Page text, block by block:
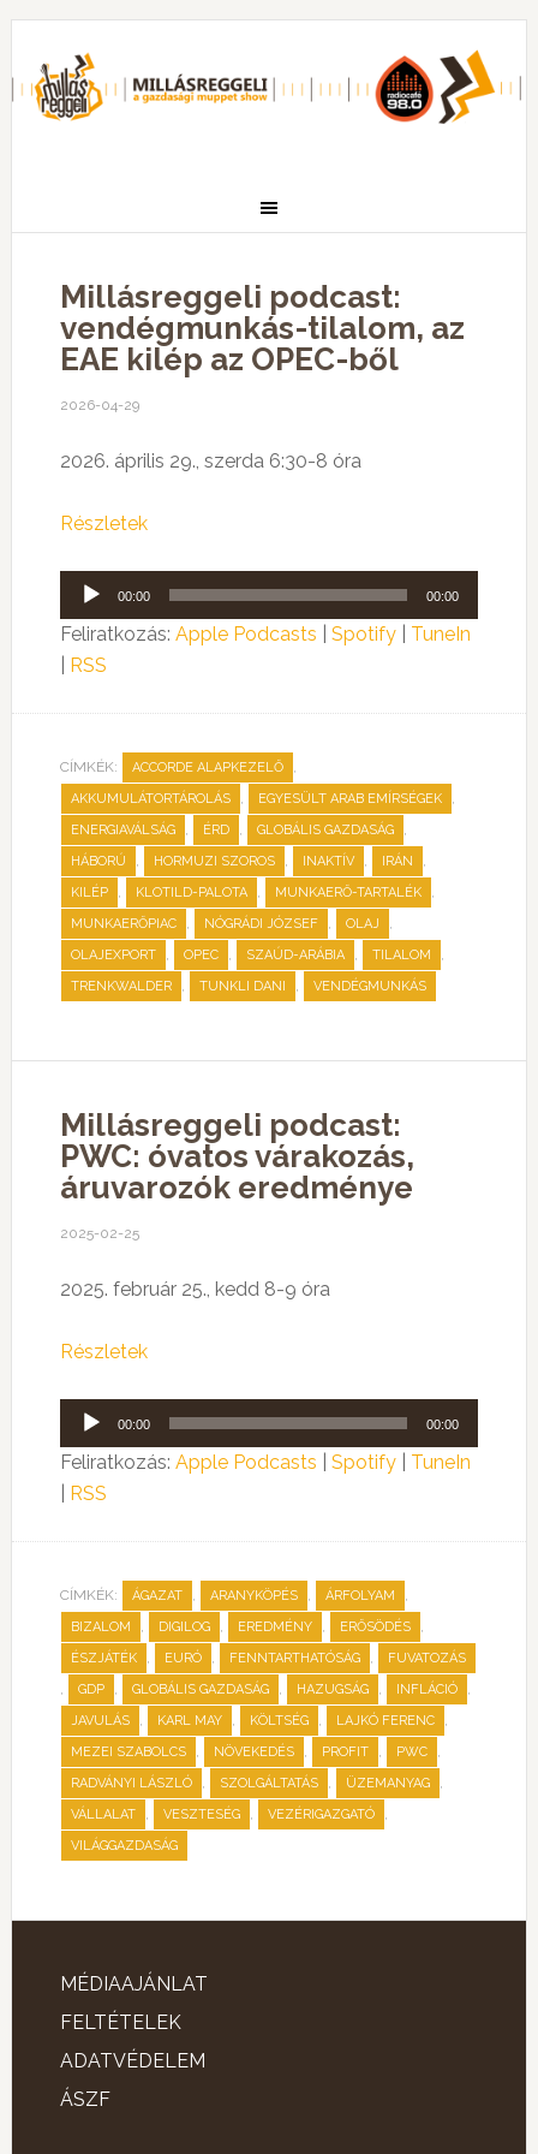
Millásreggeli podcast:
vendégmunkás-tilalom, az
EAE kilép az OPEC-ből
2026-04-29
2026. április 29., szerda 6:30-8 óra
Részletek
Audió
lejátszó
00:00 00:00
Feliratkozás: Apple Podcasts Spotify| TuneIn
RSS
CÍMKÉK: ACCORDE ALAPKEZELŐ ,
AKKUMULÁTORTÁROLÁS , EGYESÜLT ARAB EMÍRSÉGEK ,
ENERGIAVÁLSÁG , ÉRD , GLOBÁLIS GAZDASÁG ,
HÁBORÚ , HORMUZI SZOROS , INAKTÍV , IRÁN ,
KILÉP , KLOTILD-PALOTA , MUNKAERŐ-TARTALÉK ,
MUNKAERŐPIAC , NÓGRÁDI JÓZSEF , OLAJ ,
OLAJEXPORT , OPEC , SZAÚD-ARÁBIA , TILALOM ,
TRENKWALDER , TUNKLI DANI , VENDÉGMUNKÁS
Millásreggeli podcast:
PWC: óvatos várakozás,
áruvarozók eredménye
2025-02-25
2025. február 25., kedd 8-9 óra
Részletek
Audió
lejátszó
00:00 00:00
Feliratkozás: Apple Podcasts Spotify| TuneIn
RSS
CÍMKÉK: ÁGAZAT , ARANYKÖPÉS , ÁRFOLYAM ,
BIZALOM , DIGILOG , EREDMÉNY , ERŐSÖDÉS ,
ÉSZJÁTÉK , EURÓ , FENNTARTHATÓSÁG , FUVATOZÁS
, GDP , GLOBÁLIS GAZDASÁG , HAZUGSÁG , INFLÁCIÓ ,
JAVULÁS , KARL MAY , KÖLTSÉG , LAJKÓ FERENC ,
MEZEI SZABOLCS , NÖVEKEDÉS , PROFIT , PWC ,
RADVÁNYI LÁSZLÓ , SZOLGÁLTATÁS , ÜZEMANYAG ,
VÁLLALAT , VESZTESÉG , VEZÉRIGAZGATÓ ,
VILÁGGAZDASÁG
MÉDIAAJÁNLAT
FELTÉTELEK
ADATVÉDELEM
ÁSZF